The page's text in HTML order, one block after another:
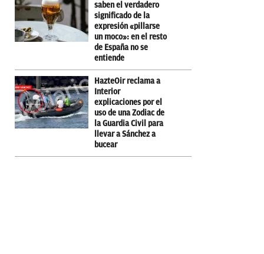
saben el verdadero
significado de la
expresión «pillarse
un moco»: en el resto
de España no se
entiende
HazteOir reclama a
Interior
explicaciones por el
uso de una Zodiac de
la Guardia Civil para
llevar a Sánchez a
bucear